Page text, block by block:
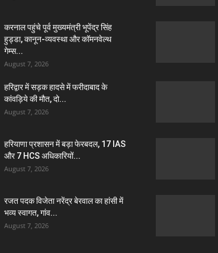
करनाल पहुंचे पूर्व मुख्यमंत्री भूपेंद्र सिंह
हुड्डा, कानून-व्यवस्था और कॉमनवेल्थ
गेम्स...
August 7, 2026
हरिद्वार में सड़क हादसे में फरीदाबाद के
कांवड़िये की मौत, दो...
August 7, 2026
हरियाणा प्रशासन में बड़ा फेरबदल, 17 IAS
और 7 HCS अधिकारियों...
August 7, 2026
रजत पदक विजेता नरेंद्र बेरवाल का हांसी में
भव्य स्वागत, गांव...
August 7, 2026